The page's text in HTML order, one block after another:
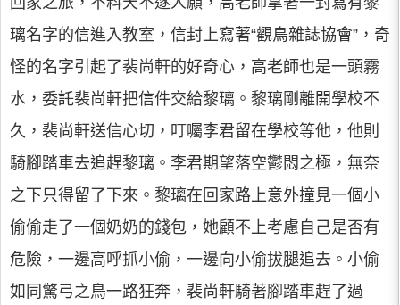
璃名字的信進入教室，信封上寫著“觀鳥雜誌協會”，奇
怪的名字引起了裴尚軒的好奇心，高老師也是一頭霧
水，委託裴尚軒把信件交給黎璃。黎璃剛離開學校不
久，裴尚軒送信心切，叮囑李君留在學校等他，他則
騎腳踏車去追趕黎璃。李君期望落空鬱悶之極，無奈
之下只得留了下來。黎璃在回家路上意外撞見一個小
偷偷走了一個奶奶的錢包，她顧不上考慮自己是否有
危險，一邊高呼抓小偷，一邊向小偷拔腿追去。小偷
如同驚弓之鳥一路狂奔，裴尚軒騎著腳踏車趕了過